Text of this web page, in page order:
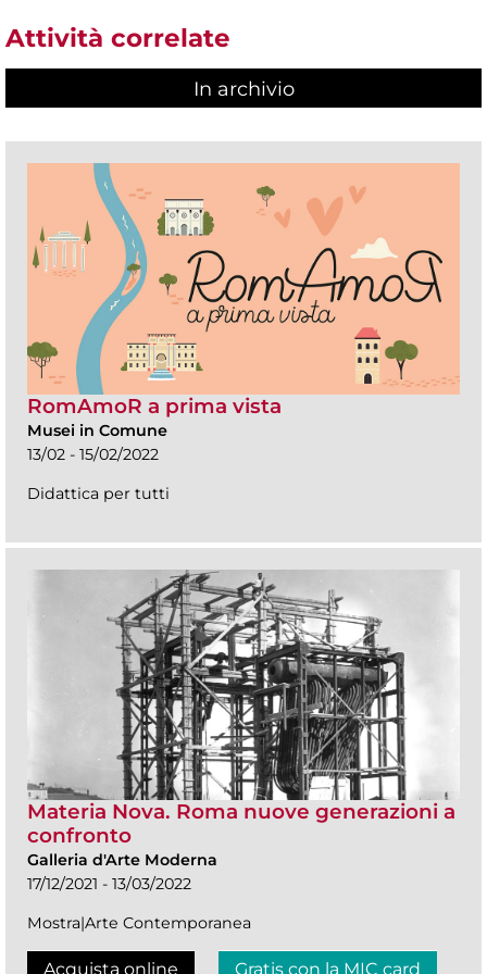
Attività correlate
In archivio
RomAmoR a prima vista
Musei in Comune
13/02 - 15/02/2022
Didattica per tutti
Materia Nova. Roma nuove generazioni a
confronto
Galleria d'Arte Moderna
17/12/2021 - 13/03/2022
Mostra|Arte Contemporanea
Acquista online Gratis con la MIC card